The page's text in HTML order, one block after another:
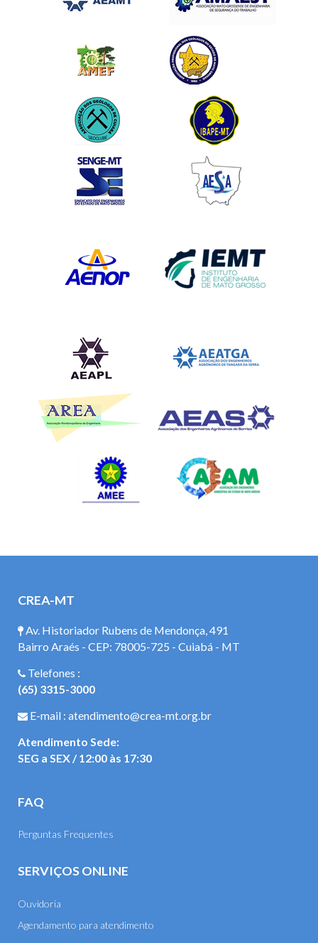
CREA-MT
Av. Historiador Rubens de Mendonça, 491
Bairro Araés - CEP: 78005-725 - Cuiabá - MT
Telefones :
(65) 3315-3000
E-mail : atendimento@crea-mt.org.br
Atendimento Sede:
SEG a SEX / 12:00 às 17:30
FAQ
Perguntas Frequentes
SERVIÇOS ONLINE
Ouvidoria
Agendamento para atendimento